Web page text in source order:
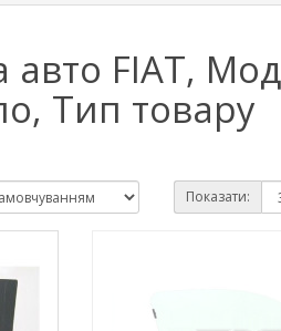
авто FIAT,
Тип товару
Показати: